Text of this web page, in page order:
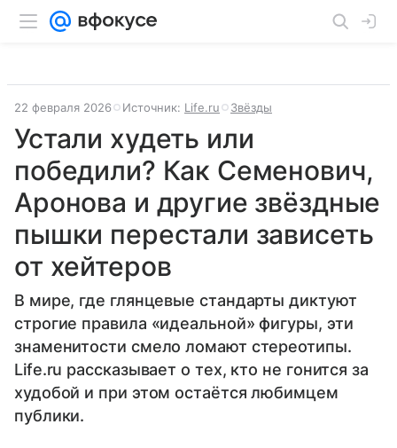
22 февраля 2026 Источник: Life.ru Звёзды
Устали худеть или
победили? Как Семенович,
Аронова и другие звёздные
пышки перестали зависеть
от хейтеров
В мире, где глянцевые стандарты диктуют
строгие правила «идеальной» фигуры, эти
знаменитости смело ломают стереотипы.
Life.ru рассказывает о тех, кто не гонится за
худобой и при этом остаётся любимцем
публики.